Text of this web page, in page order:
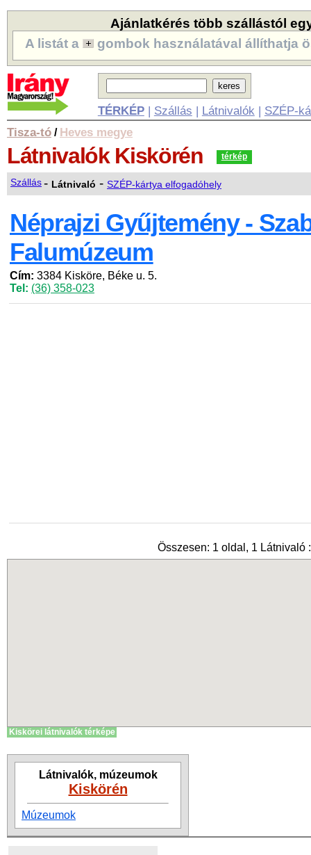
Ajánlatkérés több szállástól
A listát a
gombok használatával állíthatja
TÉRKÉP| Szállás | Látnivalók | SZÉP-
Tisza-tó / Heves megye
Látnivalók Kiskörén térkép
Szállás- Látnivaló - SZÉP-kártya elfogadóhely
Néprajzi Gyűjtemény -
Falumúzeum
Cím: 3384 Kisköre, Béke u. 5.
Tel: (36) 358-023
Összesen: 1 oldal, 1 Látnivaló :
Kiskörei látnivalók térképe
Látnivalók, múzeumok
Kiskörén
Múzeumok